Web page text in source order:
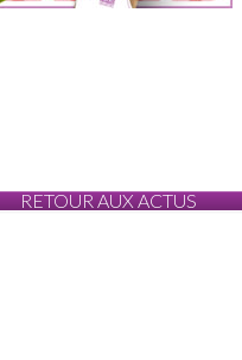
RETOUR AUX ACTUS